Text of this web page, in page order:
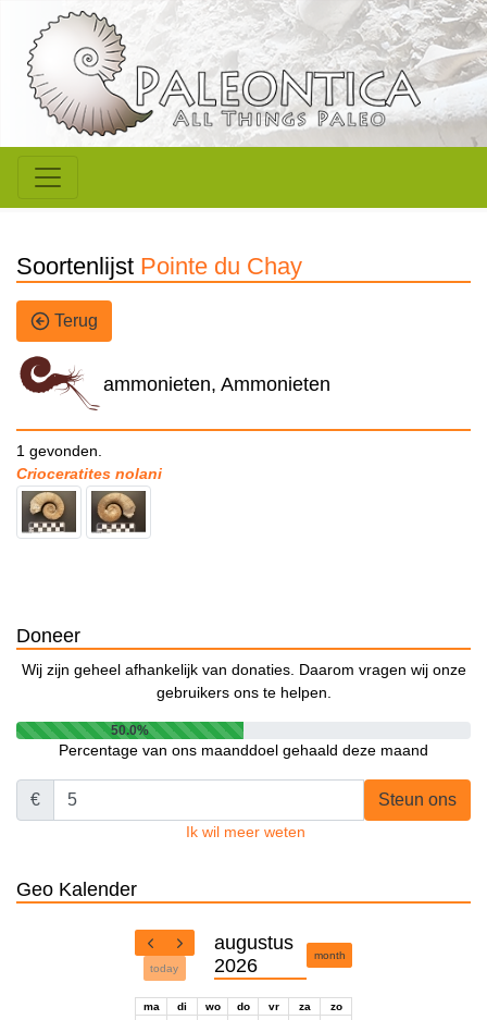
Soortenlijst Pointe du Chay
Terug
ammonieten, Ammonieten
1 gevonden.
Crioceratites nolani
Doneer
Wij zijn geheel afhankelijk van donaties. Daarom vragen wij onze
gebruikers ons te helpen.
50.0%
Percentage van ons maanddoel gehaald deze maand
€ Steun ons
Ik wil meer weten
Geo Kalender
today
augustus
2026
month
ma di wo do vr za
zo